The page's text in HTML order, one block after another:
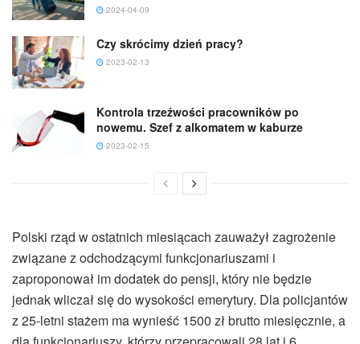
2024-04-09
Czy skrócimy dzień pracy?
2023-02-13
Kontrola trzeźwości pracowników po
nowemu. Szef z alkomatem w kaburze
2023-02-15
Polski rząd w ostatnich miesiącach zauważył zagrożenie
związane z odchodzącymi funkcjonariuszami i
zaproponował im dodatek do pensji, który nie będzie
jednak wliczał się do wysokości emerytury. Dla policjantów
z 25-letni stażem ma wynieść 1500 zł brutto miesięcznie, a